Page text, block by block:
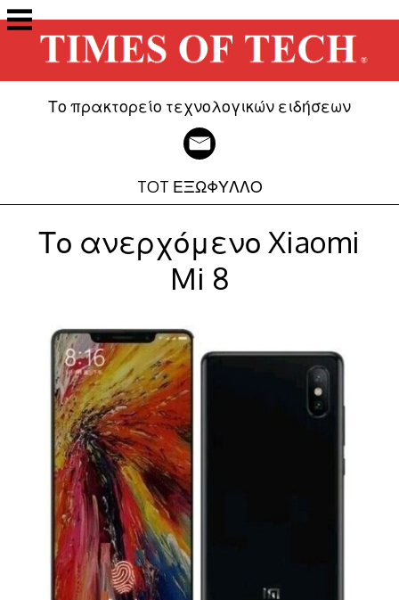
Μετάβαση
στο
περιεχόμενο
Το πρακτορείο τεχνολογικών ειδήσεων
TOT ΕΞΩΦΥΛΛΟ
Το ανερχόμενο Xiaomi
Mi 8